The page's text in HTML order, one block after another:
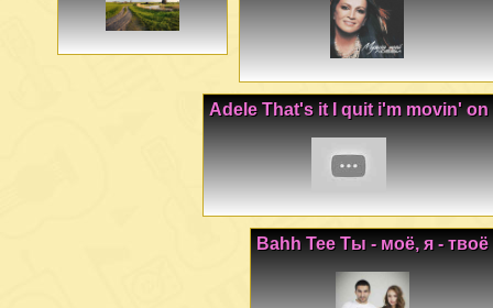
Adele That's it I quit i'm movin' on
Bahh Tee Ты - моё, я - твоё